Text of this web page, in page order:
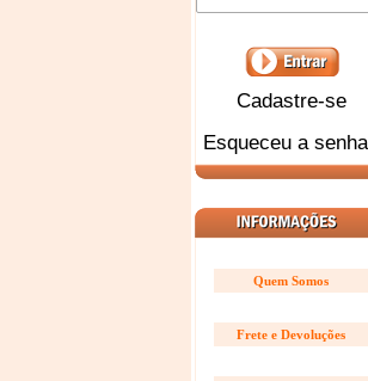
Cadastre-se
Esqueceu a
Quem Somos
Frete e Devoluções